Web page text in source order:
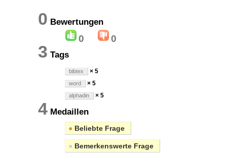
0 Bewertungen
0 0
3 Tags
bibtex × 5
word × 5
alphadin × 5
4 Medaillen
● Beliebte Frage
● Bemerkenswerte Frage